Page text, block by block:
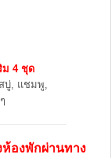
ม 4 ชุด
บู่, แชมพู,
องพักผ่านทาง